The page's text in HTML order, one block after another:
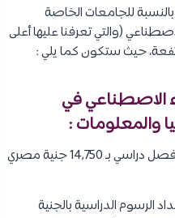
أما بالنسبة للجامعات الخاصة
(والتي تعرفنا عليها أعلى
حيث ستكون كما يلي :
في
والمعلومات :
تم تحديد الرسوم الدراسية لكل فصل دراسي بـ 14,750 جنية مصري
الرسوم الدراسية بالجنية